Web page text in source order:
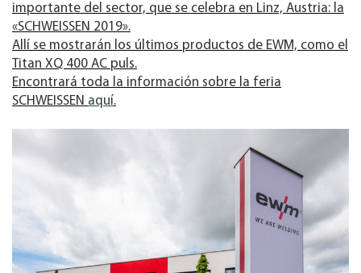
importante del sector, que se celebra en Linz, Austria: la
«SCHWEISSEN 2019».
Allí se mostrarán los últimos productos de EWM, como el
Titan XQ 400 AC puls.
Encontrará toda la información sobre la feria
SCHWEISSEN aquí.